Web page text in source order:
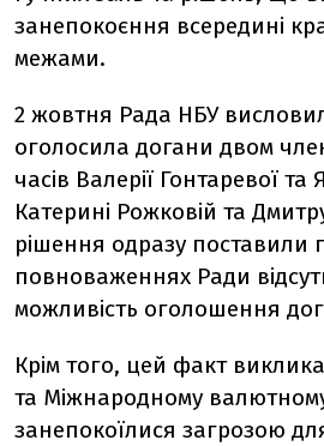
занепокоєння всередині
межами.
2 жовтня Рада НБУ
оголосила догани двом
часів Валерії Гонтаревої
Катерині Рожковій та
рішення одразу поставили
повноваженнях Ради
можливість оголошення
Крім того, цей факт
та Міжнародному
занепокоїлися загрозою